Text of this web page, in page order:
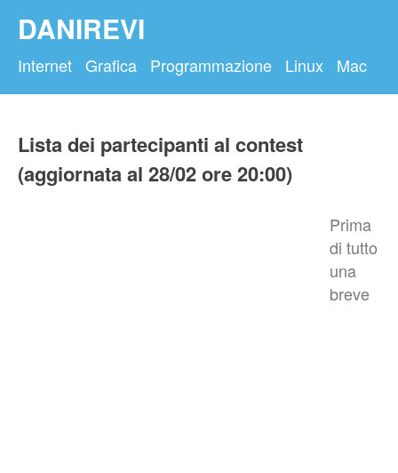
DANIREVI
Internet Grafica Programmazione Linux Mac
Lista dei partecipanti al contest
(aggiornata al 28/02 ore 20:00)
Prima
di tutto
una
breve